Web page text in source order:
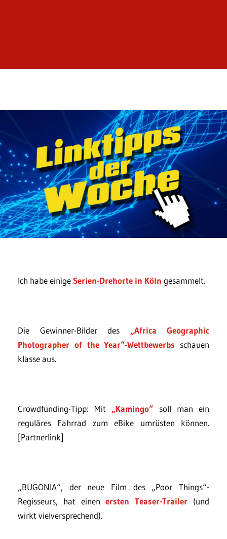
Ich habe einigeSerien-Drehorte in Köln gesammelt.
Die Gewinner-Bilder des „Africa Geographic
Photographer of the Year“-Wettbewerbs schauen
klasse aus.
Crowdfunding-Tipp: Mit „Kamingo“ soll man ein
reguläres Fahrrad zum eBike umrüsten können.
[Partnerlink]
„BUGONIA“, der neue Film des „Poor Things“-
Regisseurs, hat einenersten Teaser-Trailer (und
wirkt vielversprechend).